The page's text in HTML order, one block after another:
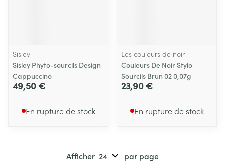
Sisley
Sisley Phyto-sourcils Design
Cappuccino
49,50 €
En rupture de stock
Les couleurs de noir
Couleurs De Noir Stylo
Sourcils Brun 02 0,07g
23,90 €
En rupture de stock
Afficher par page